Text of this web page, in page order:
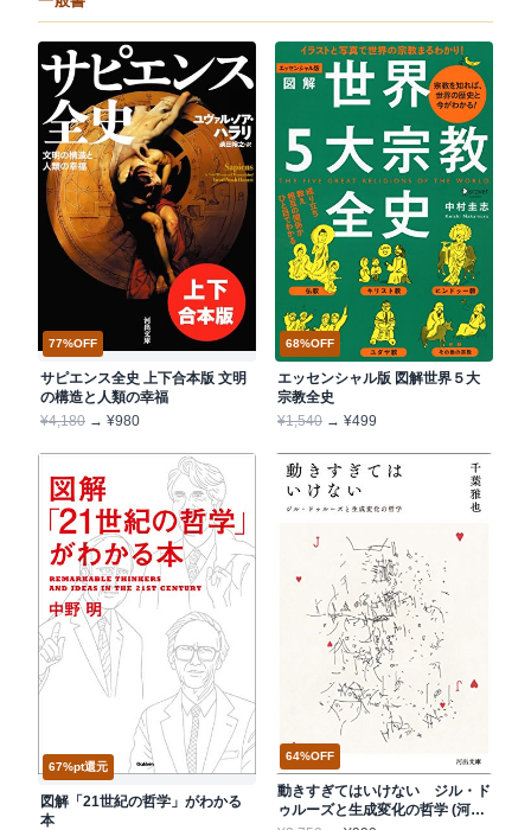
77%OFF
サピエンス全史 上下合本版 文明
の構造と人類の幸福
¥4,180 → ¥980
68%OFF
エッセンシャル版 図解世界５大
宗教全史
¥1,540 → ¥499
67%pt還元
図解「21世紀の哲学」がわかる
本
64%OFF
動きすぎてはいけない ジル・ド
ゥルーズと生成変化の哲学 (河出